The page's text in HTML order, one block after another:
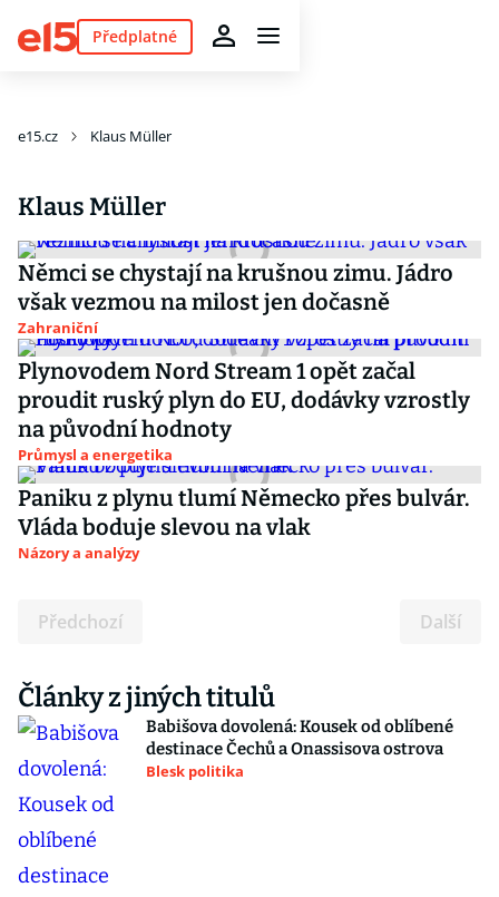
Předplatné
e15.cz Klaus Müller
Klaus Müller
Němci se chystají na krušnou zimu. Jádro
však vezmou na milost jen dočasně
Zahraniční
Plynovodem Nord Stream 1 opět začal
proudit ruský plyn do EU, dodávky vzrostly
na původní hodnoty
Průmysl a energetika
Paniku z plynu tlumí Německo přes bulvár.
Vláda boduje slevou na vlak
Názory a analýzy
Předchozí Další
Články z jiných titulů
Babišova dovolená: Kousek od oblíbené
destinace Čechů a Onassisova ostrova
Blesk politika